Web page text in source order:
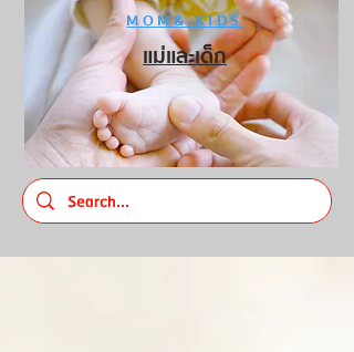
MOM& KIDS
แม่และเด็ก